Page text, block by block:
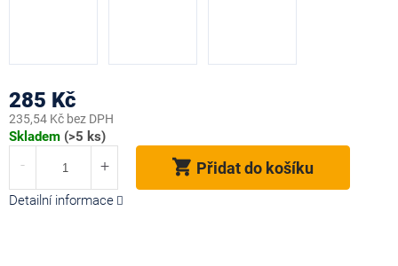
285 Kč
235,54 Kč bez DPH
Měrná
Skladem (>5 ks)
Přidat do košíku
Detailní informace